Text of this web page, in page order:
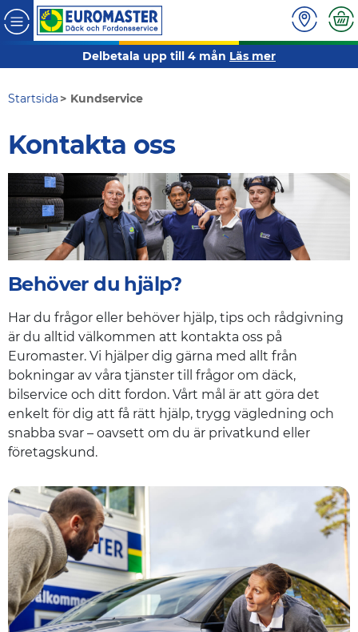
Delbetala upp till 4 mån Läs mer
Startsida Kundservice
Kontakta oss
Behöver du hjälp?
Har du frågor eller behöver hjälp, tips och rådgivning
är du alltid välkommen att kontakta oss på
Euromaster. Vi hjälper dig gärna med allt från
bokningar av våra tjänster till frågor om däck,
bilservice och ditt fordon. Vårt mål är att göra det
enkelt för dig att få rätt hjälp, trygg vägledning och
snabba svar – oavsett om du är privatkund eller
företagskund.